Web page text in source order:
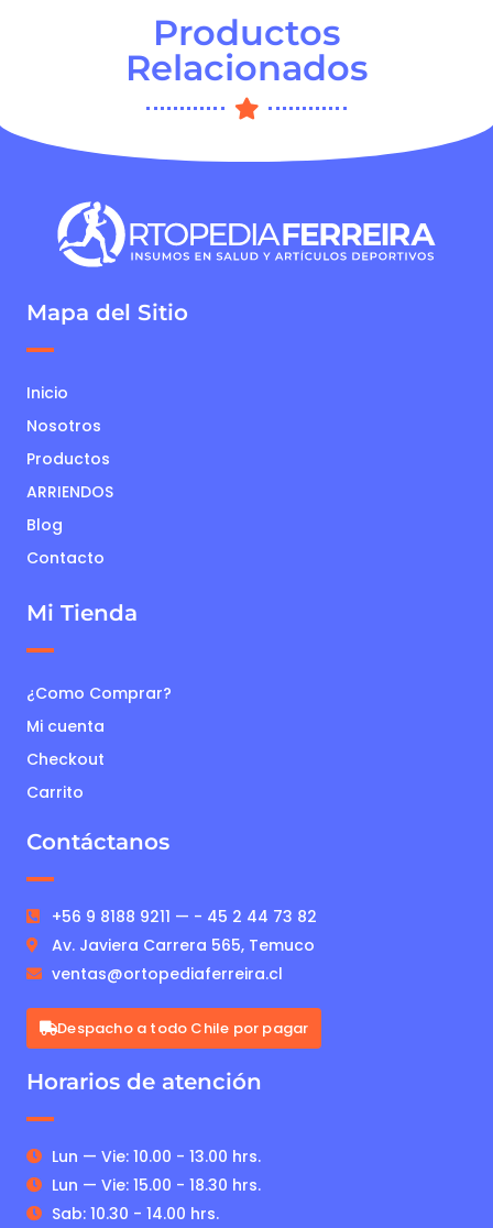
Productos
Relacionados
Mapa del Sitio
Inicio
Nosotros
Productos
ARRIENDOS
Blog
Contacto
Mi Tienda
¿Como Comprar?
Mi cuenta
Checkout
Carrito
Contáctanos
+56 9 8188 9211 — - 45 2 44 73 82
Av. Javiera Carrera 565, Temuco
ventas@ortopediaferreira.cl
Despacho a todo Chile por pagar
Horarios de atención
Lun — Vie: 10.00 - 13.00 hrs.
Lun — Vie: 15.00 - 18.30 hrs.
Sab: 10.30 - 14.00 hrs.